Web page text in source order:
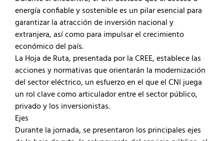
energía confiable y sostenible es un pilar esencial para
garantizar la atracción de inversión nacional y
extranjera, así como para impulsar el crecimiento
económico del país.
La Hoja de Ruta, presentada por la CREE, establece las
acciones y normativas que orientarán la modernización
del sector eléctrico, un esfuerzo en el que el CNI juega
un rol clave como articulador entre el sector público,
privado y los inversionistas.
Ejes
Durante la jornada, se presentaron los principales ejes